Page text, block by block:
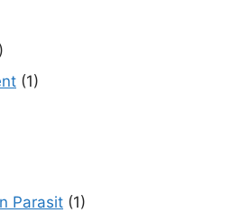
(1)
Parasit (1)